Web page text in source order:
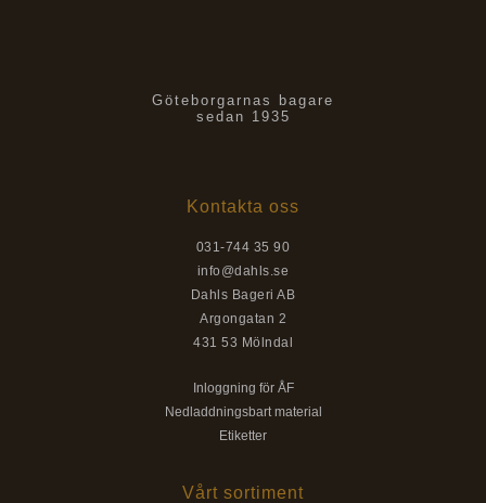
Göteborgarnas bagare
sedan 1935
Kontakta oss
031-744 35 90
info@dahls.se
Dahls Bageri AB
Argongatan 2
431 53 Mölndal
Inloggning för ÅF
Nedladdningsbart material
Etiketter
Vårt sortiment